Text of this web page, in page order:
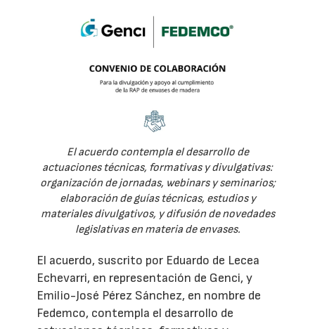
El acuerdo contempla el desarrollo de
actuaciones técnicas, formativas y divulgativas:
organización de jornadas, webinars y seminarios;
elaboración de guías técnicas, estudios y
materiales divulgativos, y difusión de novedades
legislativas en materia de envases.
El acuerdo, suscrito por Eduardo de Lecea
Echevarri, en representación de Genci, y
Emilio-José Pérez Sánchez, en nombre de
Fedemco, contempla el desarrollo de